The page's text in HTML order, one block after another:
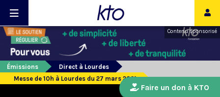
Contenu sponsorisé
Émissions
Direct à Lourdes
Messe de 10h à Lourdes du 27 mars 2021
Faire un don à KTO